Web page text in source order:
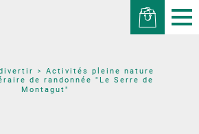
Activités pleine nature
de randonnée "Le Serre de
Montagut"